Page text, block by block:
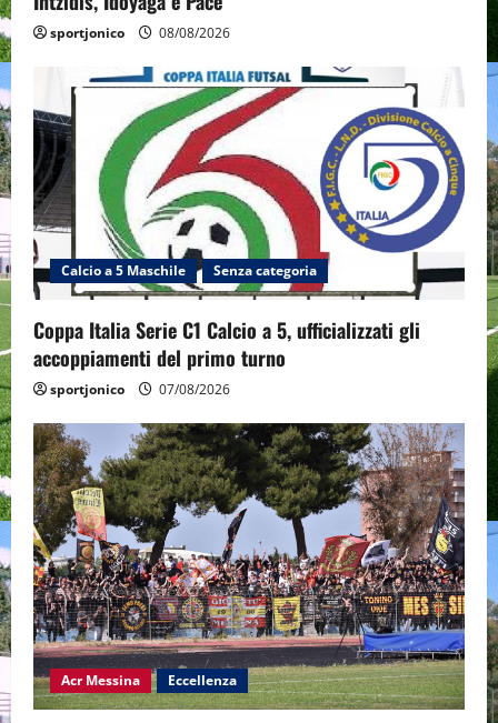
sportjonico 08/08/2026
Calcio a 5 Maschile Senza categoria
Coppa Italia Serie C1 Calcio a 5, ufficializzati gli
accoppiamenti del primo turno
sportjonico 07/08/2026
Acr Messina Eccellenza